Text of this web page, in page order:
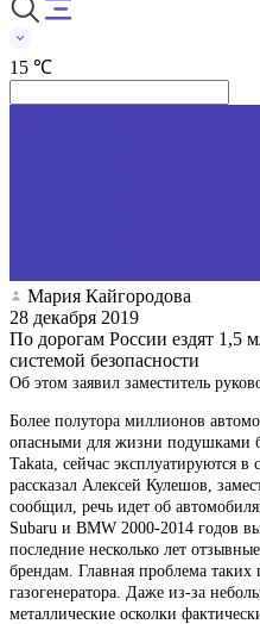
15 ℃
Мария Кайгородова
28 декабря 2019
По дорогам России ездят 1,5
системой безопасности
Об этом заявил заместитель
Более полутора миллионов
опасными для жизни подушками
Takata, сейчас эксплуатируются
рассказал Алексей Кулешов,
сообщил, речь идет об
Subaru и BMW 2000-2014 годов
последние несколько лет
брендам. Главная проблема таких
газогенератора. Даже из-за
металлические осколки